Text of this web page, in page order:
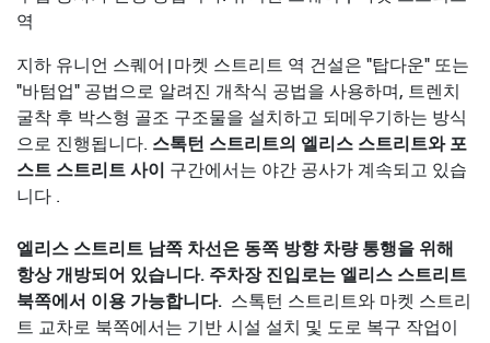
역
지하 유니언 스퀘어|마켓 스트리트 역 건설은 "탑다운" 또는
"바텀업" 공법으로 알려진 개착식 공법을 사용하며, 트렌치
굴착 후 박스형 골조 구조물을 설치하고 되메우기하는 방식
으로 진행됩니다. 스톡턴 스트리트의 엘리스 스트리트와 포
스트 스트리트 사이
구간에서는 야간 공사가 계속되고 있습
니다 .
엘리스 스트리트 남쪽 차선은 동쪽 방향 차량 통행을 위해
항상 개방되어 있습니다. 주차장 진입로는 엘리스 스트리트
북쪽에서 이용 가능합니다. 스톡턴 스트리트와 마켓 스트리
트 교차로 북쪽에서는 기반 시설 설치 및 도로 복구 작업이